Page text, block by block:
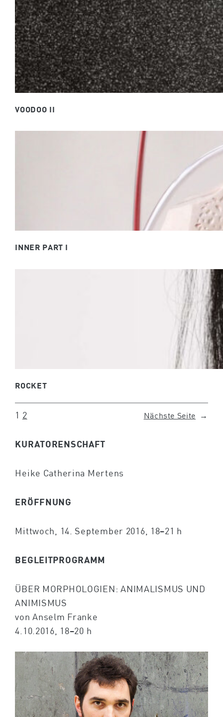
VOODOO II
INNER PART I
ROCKET
1 2 Nächste Seite →
KURATORENSCHAFT
Heike Catherina Mertens
ERÖFFNUNG
Mittwoch, 14. September 2016, 18–21 h
BEGLEITPROGRAMM
ÜBER MORPHOLOGIEN: ANIMALISMUS UND
ANIMISMUS
von Anselm Franke
4.10.2016, 18–20 h